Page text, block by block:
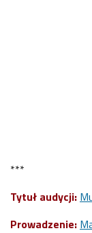
***
Tytuł audycji:
Prowadzenie: